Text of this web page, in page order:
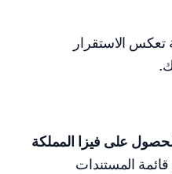
تعكس الاستقرار
على فيزا المملكة
المستندات